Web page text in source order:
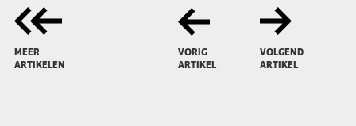
MEER
ARTIKELEN
VORIG
ARTIKEL
VOLGEND
ARTIKEL